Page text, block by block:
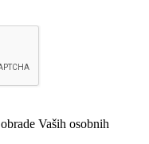
Vaših osobnih